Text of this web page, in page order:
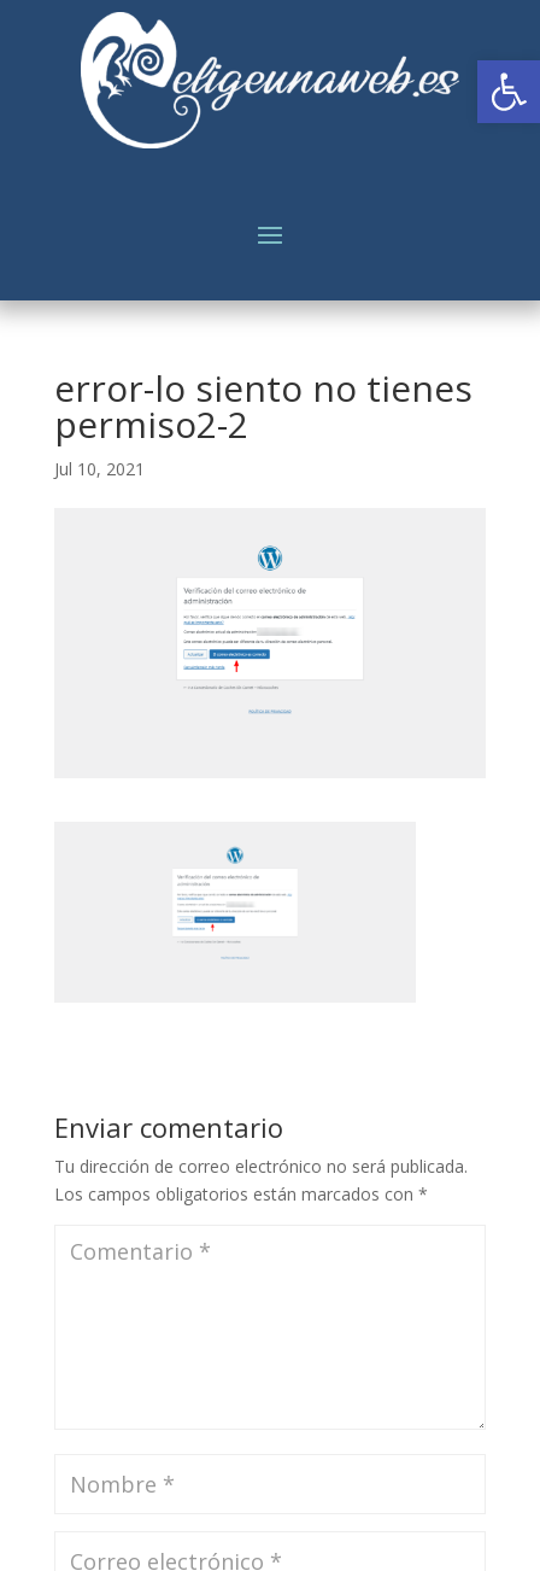
error-lo siento no tienes
permiso2-2
Jul 10, 2021
Enviar comentario
Tu dirección de correo electrónico no será publicada.
Los campos obligatorios están marcados con *